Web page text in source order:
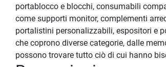
portablocco e blocchi, consumabili
come supporti monitor, complementi
portalistini personalizzabili, espositori e
che coprono diverse categorie, dalle
possono trovare tutto ciò di cui hanno